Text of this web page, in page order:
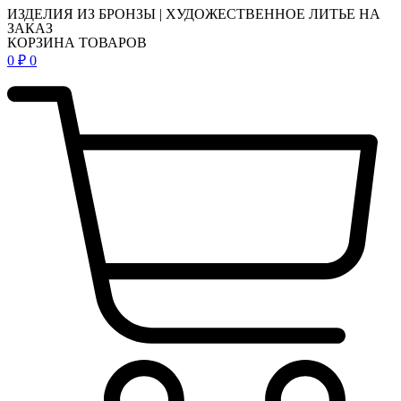
ИЗДЕЛИЯ ИЗ БРОНЗЫ | ХУДОЖЕСТВЕННОЕ ЛИТЬЕ НА
ЗАКАЗ
КОРЗИНА ТОВАРОВ
0 ₽ 0